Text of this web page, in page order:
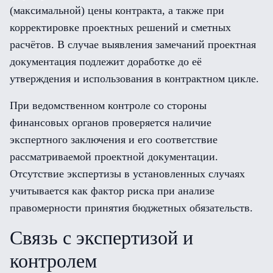
(максимальной) цены контракта, а также при
корректировке проектных решений и сметных
расчётов. В случае выявления замечаний проектная
документация подлежит доработке до её
утверждения и использования в контрактном цикле.
При ведомственном контроле со стороны
финансовых органов проверяется наличие
экспертного заключения и его соответствие
рассматриваемой проектной документации.
Отсутствие экспертизы в установленных случаях
учитывается как фактор риска при анализе
правомерности принятия бюджетных обязательств.
Связь с экспертизой и
контролем